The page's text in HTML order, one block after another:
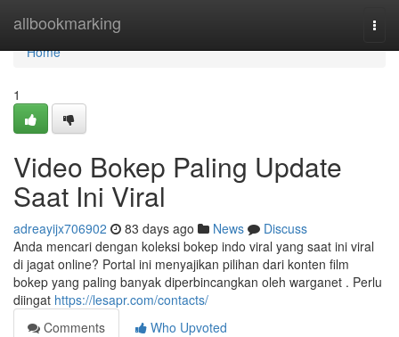
allbookmarking
Home
Home
1
Video Bokep Paling Update
Saat Ini Viral
adreayijx706902 83 days ago News
Discuss
Anda mencari dengan koleksi bokep indo viral yang saat ini viral
di jagat online? Portal ini menyajikan pilihan dari konten film
bokep yang paling banyak diperbincangkan oleh warganet . Perlu
diingat https://lesapr.com/contacts/
Comments
Who Upvoted